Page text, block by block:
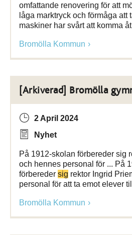
omfattande renovering för att
låga marktryck och förmåga att
maskiner har svårt att komma
Bromölla Kommun
[Arkiverad] Bromölla
2 April 2024
Nyhet
På 1912-skolan förbereder sig
och hennes personal för ... På
förbereder sig rektor Ingrid
personal för att ta emot elever
Bromölla Kommun